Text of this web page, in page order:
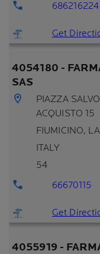
686216224
Get
4054180 -
SAS
PIAZZA
ACQUISTO 15
FIUMICINO,
ITALY
54
66670115
Get
4055919 -